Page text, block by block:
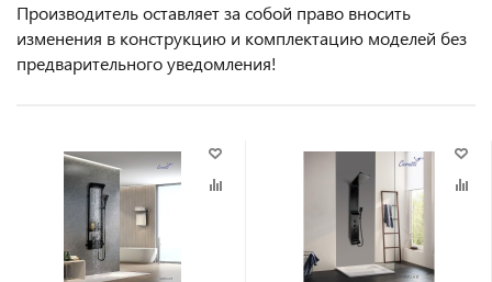
Производитель оставляет за собой право вносить
изменения в конструкцию и комплектацию моделей без
предварительного уведомления!